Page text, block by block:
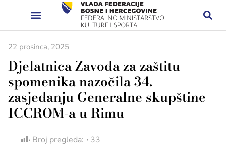
22 prosinca, 2025
Djelatnica Zavoda za zaštitu
spomenika nazočila 34.
zasjedanju Generalne skupštine
ICCROM-a u Rimu
Broj pregleda: 33